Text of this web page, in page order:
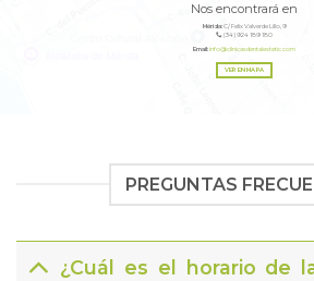
Nos encontrará en
Mérida:C/ Felix Valverde Lillo, 9
(34) 924 189 180
Email:info@clinicasdentalestetic.com
VER EN MAPA
PREGUNTAS
¿Cuál es el horario de